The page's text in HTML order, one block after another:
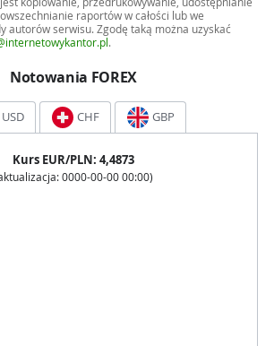
raportów w całości lub we
autorów serwisu. Zgodę taką można uzyskać
.
Notowania FOREX
USD CHF GBP
Kurs EUR/PLN: 4,4873
0000-00-00 00:00)